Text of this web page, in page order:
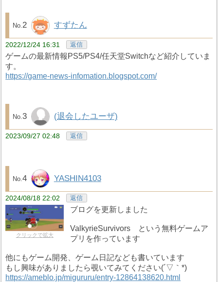
2 すずたん
2022/12/24 16:31 返信
ゲームの最新情報PS5/PS4/任天堂Switchなど紹介していま
す。
https://game-news-infomation.blogspot.com/
3 (退会したユーザ)
2023/09/27 02:48 返信
4 YASHIN4103
2024/08/18 22:02 返信
クリックで拡大
ブログを更新しました
ValkyrieSurvivors という無料ゲームア
プリを作っています
他にもゲーム開発、ゲーム日記なども書いています
もし興味がありましたら覗いてみてください(´▽｀*)
https://ameblo.jp/migururu/entry-12864138620.html